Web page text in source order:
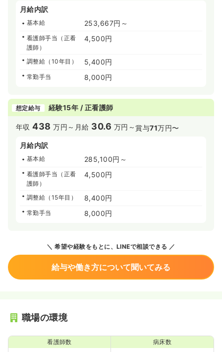
月給内訳
基本給 253,667円～
看護師手当（正看
護師）
4,500円
調整給（10年目） 5,400円
常勤手当 8,000円
想定給与 経験15年 / 正看護師
年収438 万円～ 月給 30.6 万円～賞与71万円〜
月給内訳
基本給 285,100円～
看護師手当（正看
護師）
4,500円
調整給（15年目） 8,400円
常勤手当 8,000円
希望や経験をもとに、LINEで相談できる
給与や働き方について聞いてみる
職場の環境
看護師数 病床数